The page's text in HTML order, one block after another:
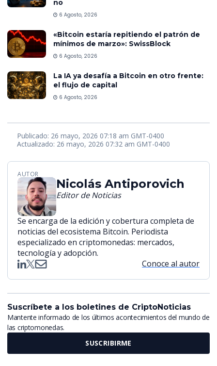
no
6 Agosto, 2026
«Bitcoin estaría repitiendo el patrón de
mínimos de marzo»: SwissBlock
6 Agosto, 2026
La IA ya desafía a Bitcoin en otro frente:
el flujo de capital
6 Agosto, 2026
Publicado: 26 mayo, 2026 07:18 am GMT-0400
Actualizado: 26 mayo, 2026 07:32 am GMT-0400
AUTOR
Nicolás Antiporovich
Editor de Noticias
Se encarga de la edición y cobertura completa de
noticias del ecosistema Bitcoin. Periodista
especializado en criptomonedas: mercados,
tecnología y adopción.
Conoce al autor
Suscríbete a los boletines de CriptoNoticias
Mantente informado de los últimos acontecimientos del mundo de
las criptomonedas.
SUSCRIBIRME